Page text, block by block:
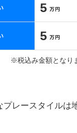
5
5
※税込み金額となり
プレースタイルは